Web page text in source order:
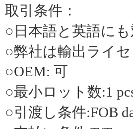
取引条件：
○日本語と英語に
○弊社は輸出ライ
○OEM: 可
○最小ロット数:1
○引渡し条件:FOB